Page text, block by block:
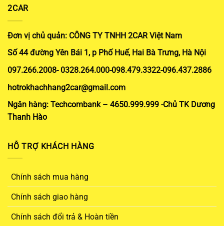
2CAR
Đơn vị chủ quản: CÔNG TY TNHH 2CAR Việt Nam
Số 44 đường Yên Bái 1, p Phố Huế, Hai Bà Trưng, Hà Nội
097.266.2008- 0328.264.000-098.479.3322-096.437.2886
hotrokhachhang2car@gmail.com
Ngân hàng: Techcombank – 4650.999.999 -Chủ TK Dương
Thanh Hào
HỖ TRỢ KHÁCH HÀNG
Chính sách mua hàng
Chính sách giao hàng
Chính sách đổi trả & Hoàn tiền